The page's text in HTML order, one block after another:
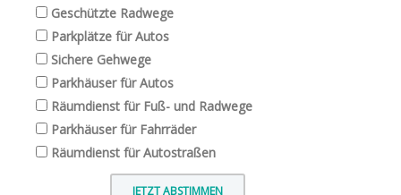
Geschützte Radwege
Parkplätze für Autos
Sichere Gehwege
Parkhäuser für Autos
Räumdienst für Fuß- und Radwege
Parkhäuser für Fahrräder
Räumdienst für Autostraßen